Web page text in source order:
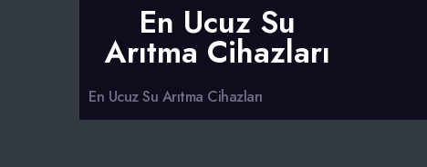
En Ucuz Su
Arıtma Cihazları
En Ucuz Su Arıtma Cihazları